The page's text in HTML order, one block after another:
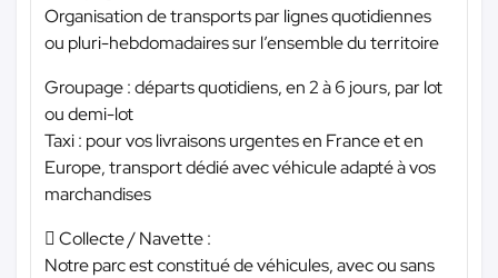
Organisation de transports par lignes quotidiennes
ou pluri-hebdomadaires sur l’ensemble du territoire
Groupage : départs quotidiens, en 2 à 6 jours, par lot
ou demi-lot
Taxi : pour vos livraisons urgentes en France et en
Europe, transport dédié avec véhicule adapté à vos
marchandises
 Collecte / Navette :
Notre parc est constitué de véhicules, avec ou sans